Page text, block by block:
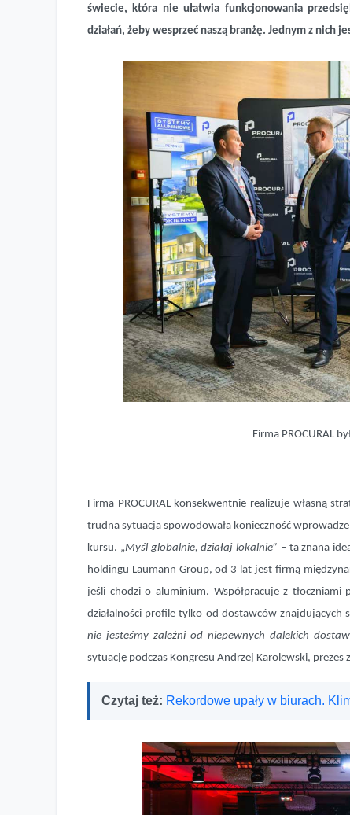
świecie, która nie ułatwia funkcjonowania
działań, żeby wesprzeć naszą branżę. Jednym z
Firma PROCURAL
Firma PROCURAL konsekwentnie realizuje własną
trudna sytuacja spowodowała konieczność
kursu. „Myśl globalnie, działaj lokalnie” – ta znana
holdingu Laumann Group, od 3 lat jest firmą
jeśli chodzi o aluminium. Współpracuje z
działalności profile tylko od dostawców
nie jesteśmy zależni od niepewnych dalekich
sytuację podczas Kongresu Andrzej Karolewski, prezes
Czytaj też: Rekordowe upały w biurach.